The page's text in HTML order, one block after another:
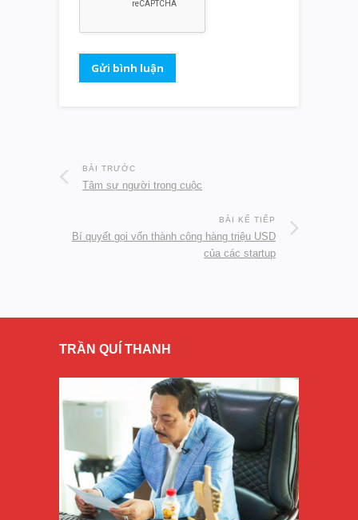
BÀI TRƯỚC
Tâm sự người trong cuộc
BÀI KẾ TIẾP
Bí quyết gọi vốn thành công hàng triệu USD
của các startup
TRẦN QUÍ THANH